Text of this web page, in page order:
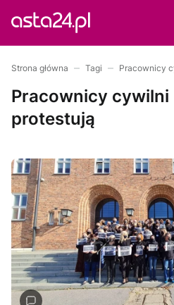
Strona główna Tagi Pracownicy
Pracownicy cywilni
protestują